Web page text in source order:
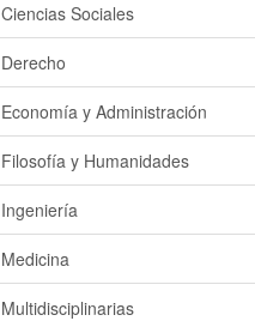
Ciencias Sociales
Derecho
Economía y Administración
Filosofía y Humanidades
Ingeniería
Medicina
Multidisciplinarias